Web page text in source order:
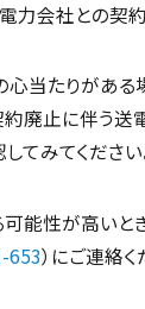
力会社との契
当たりがある
約廃止に伴う送
てみてください
能性が高いと
653）にご連絡く